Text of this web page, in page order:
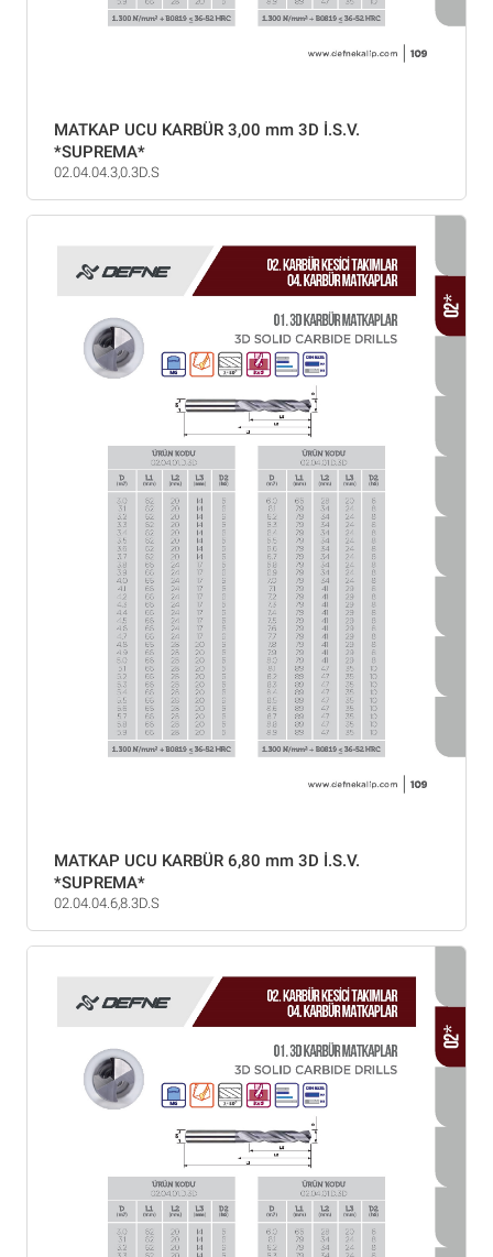
MATKAP UCU KARBÜR 3,00 mm 3D İ.S.V.
*SUPREMA*
02.04.04.3,0.3D.S
MATKAP UCU KARBÜR 6,80 mm 3D İ.S.V.
*SUPREMA*
02.04.04.6,8.3D.S